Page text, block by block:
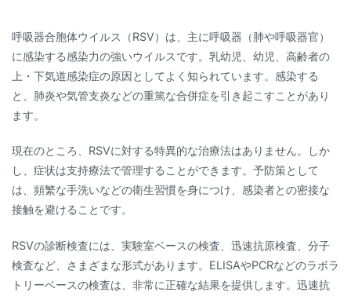
呼吸器合胞体ウイルス（RSV）は、主に呼吸器（肺や呼吸器官）
に感染する感染力の強いウイルスです。乳幼児、幼児、高齢者の
上・下気道感染症の原因としてよく知られています。感染する
と、肺炎や気管支炎などの重篤な合併症を引き起こすことがあり
ます。
現在のところ、RSVに対する特異的な治療法はありません。しか
し、症状は支持療法で管理することができます。予防策として
は、頻繁な手洗いなどの衛生習慣を身につけ、感染者との密接な
接触を避けることです。
RSVの診断検査には、実験室ベースの検査、迅速抗原検査、分子
検査など、さまざまな形式があります。ELISAやPCRなどのラボラ
トリーベースの検査は、非常に正確な結果を提供します。迅速抗